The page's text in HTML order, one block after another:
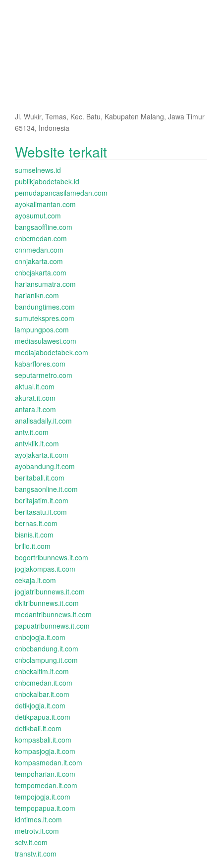
Jl. Wukir, Temas, Kec. Batu, Kabupaten Malang, Jawa Timur
65134, Indonesia
Website terkait
sumselnews.id
publikjabodetabek.id
pemudapancasilamedan.com
ayokalimantan.com
ayosumut.com
bangsaoffline.com
cnbcmedan.com
cnnmedan.com
cnnjakarta.com
cnbcjakarta.com
hariansumatra.com
harianikn.com
bandungtimes.com
sumutekspres.com
lampungpos.com
mediasulawesi.com
mediajabodetabek.com
kabarflores.com
seputarmetro.com
aktual.it.com
akurat.it.com
antara.it.com
analisadaily.it.com
antv.it.com
antvklik.it.com
ayojakarta.it.com
ayobandung.it.com
beritabali.it.com
bangsaonline.it.com
beritajatim.it.com
beritasatu.it.com
bernas.it.com
bisnis.it.com
brilio.it.com
bogortribunnews.it.com
jogjakompas.it.com
cekaja.it.com
jogjatribunnews.it.com
dkitribunnews.it.com
medantribunnews.it.com
papuatribunnews.it.com
cnbcjogja.it.com
cnbcbandung.it.com
cnbclampung.it.com
cnbckaltim.it.com
cnbcmedan.it.com
cnbckalbar.it.com
detikjogja.it.com
detikpapua.it.com
detikbali.it.com
kompasbali.it.com
kompasjogja.it.com
kompasmedan.it.com
tempoharian.it.com
tempomedan.it.com
tempojogja.it.com
tempopapua.it.com
idntimes.it.com
metrotv.it.com
sctv.it.com
transtv.it.com